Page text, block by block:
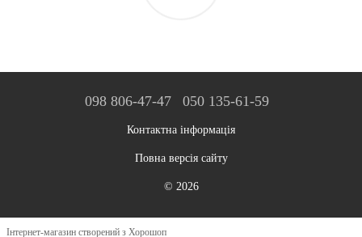
098 806-47-47 050 135-61-59
Контактна інформація
Повна версія сайту
© 2026
Інтернет-магазин створений з Хорошоп